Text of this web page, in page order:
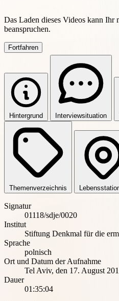
Das Laden dieses Videos kann Ihr
beanspruchen.
Fortfahren
Hintergrund Interviewsituation
Themenverzeichnis
Signatur
01118/sdje/0020
Institut
Stiftung Denkmal für die
Sprache
polnisch
Ort und Datum der Aufnahme
Tel Aviv, den 17. August
Dauer
01:35:04